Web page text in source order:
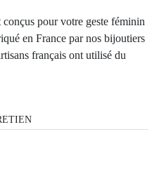
pour votre geste féminin
en France par nos bijoutiers
français ont utilisé du